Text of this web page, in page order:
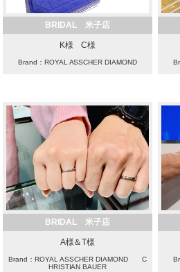
BRIDAL 米子店
K様 C様
Brand：ROYAL ASSCHER DIAMOND
BRIDAL 米子店
A様＆T様
Brand：ROYAL ASSCHER DIAMOND C
HRISTIAN BAUER